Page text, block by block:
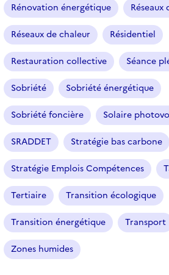
Rénovation énergétique Réseaux
Réseaux de chaleur Résidentiel
Restauration collective Séance
Sobriété Sobriété énergétique
Sobriété foncière Solaire
SRADDET Stratégie bas carbone
Stratégie Emplois Compétences
Tertiaire Transition écologique
Transition énergétique Transport
Zones humides